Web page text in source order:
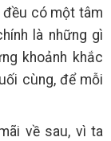
đều có một tâm
là những gì
khoảnh khắc
cùng, để mỗi
về sau, vì ta